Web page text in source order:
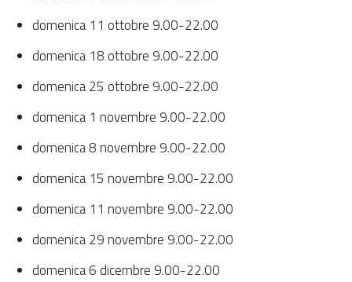
domenica 11 ottobre 9.00-22.00
domenica 18 ottobre 9.00-22.00
domenica 25 ottobre 9.00-22.00
domenica 1 novembre 9.00-22.00
domenica 8 novembre 9.00-22.00
domenica 15 novembre 9.00-22.00
domenica 11 novembre 9.00-22.00
domenica 29 novembre 9.00-22.00
domenica 6 dicembre 9.00-22.00